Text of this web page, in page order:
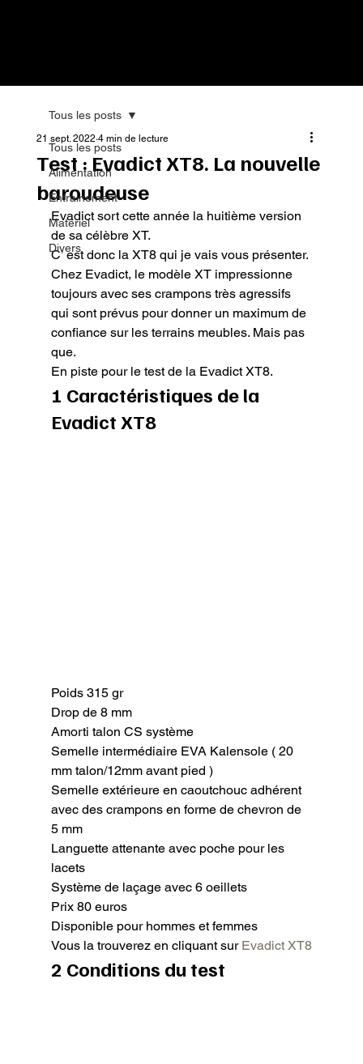
Tous les posts
Alimentation
Entrainement
Matériel
Divers
Tous les posts
Test : Evadict XT8. La nouvelle
baroudeuse
21 sept. 2022 4 min de lecture
Evadict sort cette année la huitième version
de sa célèbre XT.
C’ est donc la XT8 qui je vais vous présenter.
Chez Evadict, le modèle XT impressionne
toujours avec ses crampons très agressifs
qui sont prévus pour donner un maximum de
confiance sur les terrains meubles. Mais pas
que.
En piste pour le test de la Evadict XT8.
1 Caractéristiques de la
Evadict XT8
Poids 315 gr
Drop de 8 mm
Amorti talon CS système
Semelle intermédiaire EVA Kalensole ( 20
mm talon/12mm avant pied )
Semelle extérieure en caoutchouc adhérent
avec des crampons en forme de chevron de
5 mm
Languette attenante avec poche pour les
lacets
Système de laçage avec 6 oeillets
Prix 80 euros
Disponible pour hommes et femmes
Vous la trouverez en cliquant sur Evadict XT8
2 Conditions du test